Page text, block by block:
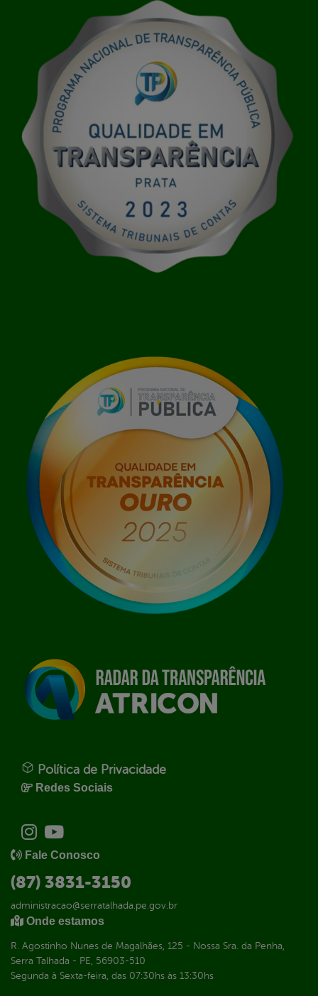
Política de Privacidade
Redes Sociais
Fale Conosco
(87) 3831-3150
administracao@serratalhada.pe.gov.br
Onde estamos
R. Agostinho Nunes de Magalhães, 125 - Nossa Sra. da Penha,
Serra Talhada - PE, 56903-510
Segunda à Sexta-feira, das 07:30hs às 13:30hs